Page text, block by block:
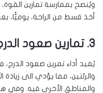
ويُنصح بممارسة تمارين
أخذ قسط من الراحة، يوميًّا،
3. تمارين صعود الدرج
يُفيد أداء تمرين صعود
والرئتين، مما يؤدي الى
والمناطق الأخرى فيه. وفي